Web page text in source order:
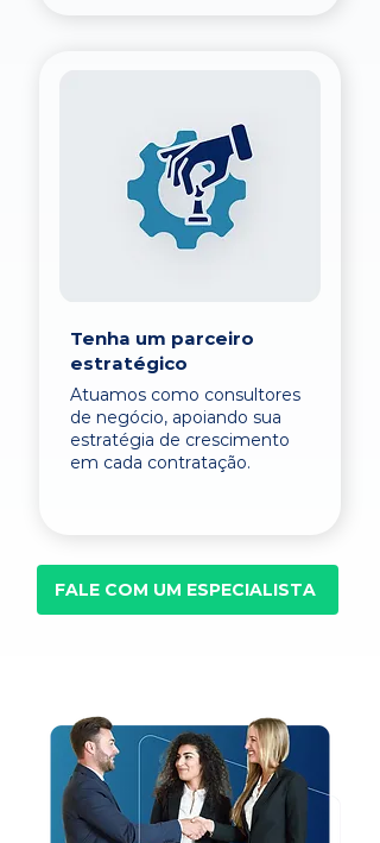
Tenha um parceiro
estratégico
Atuamos como consultores
de negócio, apoiando sua
estratégia de crescimento
em cada contratação.
FALE COM UM ESPECIALISTA